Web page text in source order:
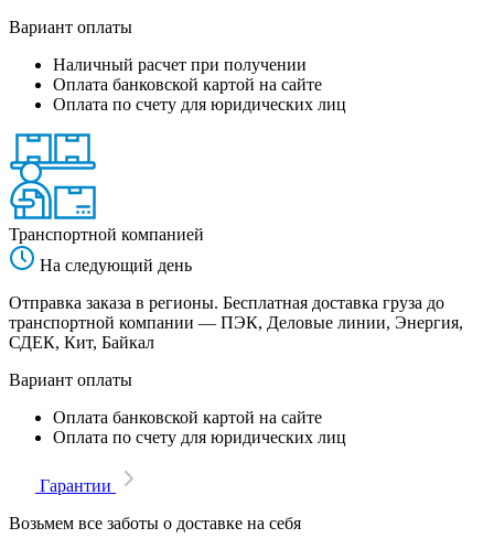
Вариант оплаты
Наличный расчет при получении
Оплата банковской картой на сайте
Оплата по счету для юридических лиц
Транспортной компанией
На следующий день
Отправка заказа в регионы. Бесплатная доставка груза до
транспортной компании — ПЭК, Деловые линии, Энергия,
СДЕК, Кит, Байкал
Вариант оплаты
Оплата банковской картой на сайте
Оплата по счету для юридических лиц
Гарантии
Возьмем все заботы о доставке на себя